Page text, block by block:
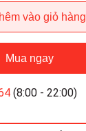
vào giỏ hàng
Mua ngay
(8:00 - 22:00)